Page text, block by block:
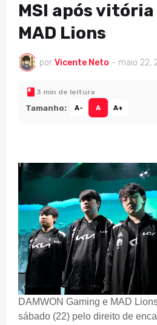
MSI após
MAD Lions
por Vicente Neto - maio 22,
3 min de leitura
Tamanho: A- A A+
DAMWON Gaming e MAD
sábado (22) pelo direito de